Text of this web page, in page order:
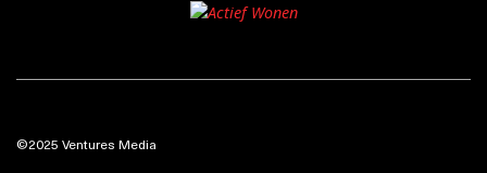
©2025 Ventures Media